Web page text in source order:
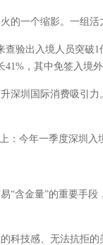
一个缩影。一组活
出入境人员突破1
，其中免签入境
圳国际消费吸引力
今年一季度深圳入
金量”的重要手段
技感、无法抗拒的